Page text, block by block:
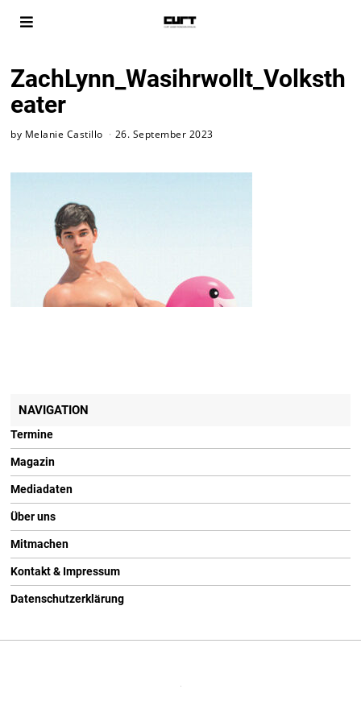
ZachLynn_Wasihrwollt_Volksth
eater
by Melanie Castillo 26. September 2023
NAVIGATION
Termine
Magazin
Mediadaten
Über uns
Mitmachen
Kontakt & Impressum
Datenschutzerklärung